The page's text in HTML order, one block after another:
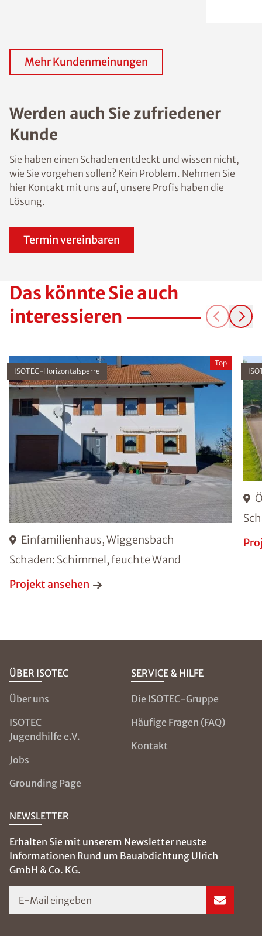
Mehr Kundenmeinungen
Werden auch Sie zufriedener
Kunde
Sie haben einen Schaden entdeckt und wissen nicht,
wie Sie vorgehen sollen? Kein Problem. Nehmen Sie
hier Kontakt mit uns auf, unsere Profis haben die
Lösung.
Termin vereinbaren
Das könnte Sie auch
interessieren
Einfamilienhaus, Wiggensbach
Schaden: Schimmel, feuchte Wand
ISOTEC-Horizontalsperre
Top
Projekt ansehen
ÜBER ISOTEC
Über uns
ISOTEC
Jugendhilfe e.V.
Jobs
Grounding Page
SERVICE & HILFE
Die ISOTEC-Gruppe
Häufige Fragen (FAQ)
Kontakt
NEWSLETTER
Erhalten Sie mit unserem Newsletter neuste
Informationen Rund um Bauabdichtung Ulrich
GmbH & Co. KG.
E-Mail eingeben